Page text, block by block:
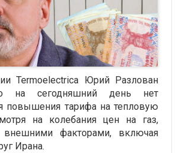
Termoelectrica Юрий Разлован
на сегодняшний день нет
повышения тарифа на тепловую
на колебания цен на газ,
факторами, включая
Ирана.